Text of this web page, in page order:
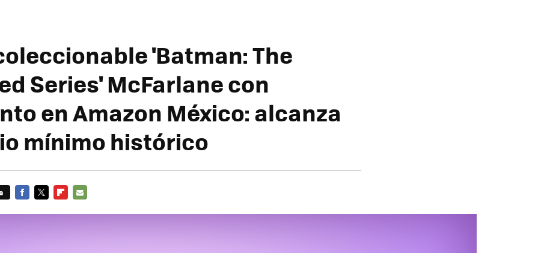
'Batman: The
Series' McFarlane con
en Amazon México: alcanza
mínimo histórico